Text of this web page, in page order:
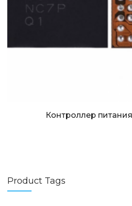
Контроллер
Product Tags